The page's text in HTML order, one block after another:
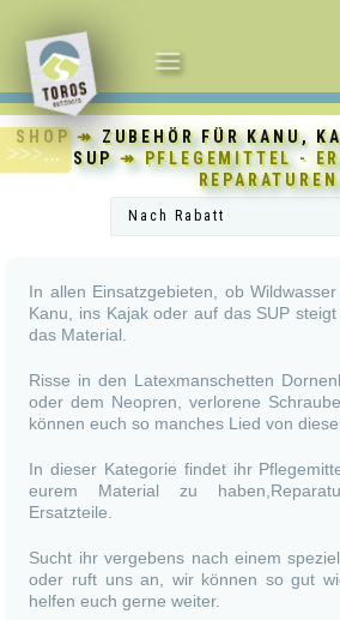
NAVIGATION
UMSCHALTEN
SHOP↠ ZUBEHÖR FÜR KANU,
SUP ↠ PFLEGEMITTEL -
REPARATUREN
In allen Einsatzgebieten, ob
Kanu, ins Kajak oder auf das SUP
das Material.
Risse in den Latexmanschetten
oder dem Neopren, verlorene
können euch so manches Lied von
In dieser Kategorie findet ihr
eurem Material zu
Ersatzteile.
Sucht ihr vergebens nach einem
oder ruft uns an, wir können so gut
helfen euch gerne weiter.